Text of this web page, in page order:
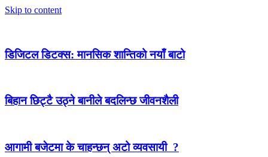
Skip to content
डिजिटल डिटक्स: मानसिक शान्तिको नयाँ बाटो
बिहान छिट्टै उठ्ने बानीले बदलिन्छ जीवनशैली
आगामी बजेटमा के चाहन्छन् अटो व्यवसायी ?